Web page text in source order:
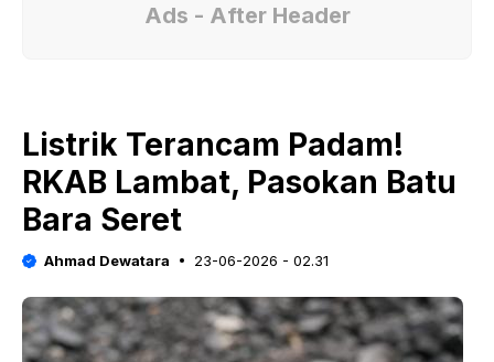
Ads - After Header
Listrik Terancam Padam!
RKAB Lambat, Pasokan Batu
Bara Seret
Ahmad Dewatara 23-06-2026 - 02.31